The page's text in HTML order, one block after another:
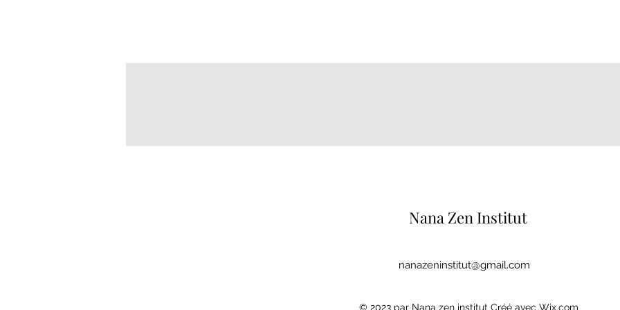
Nana Zen Institut
nanazeninstitut@gmail.com
© 2023 par Nana zen institut Créé avec Wix.com